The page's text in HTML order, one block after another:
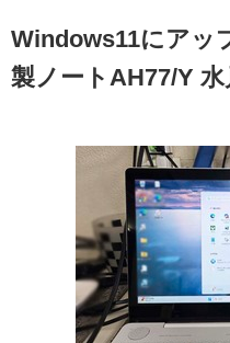
Windows11にアッ
製ノートAH77/Y 水